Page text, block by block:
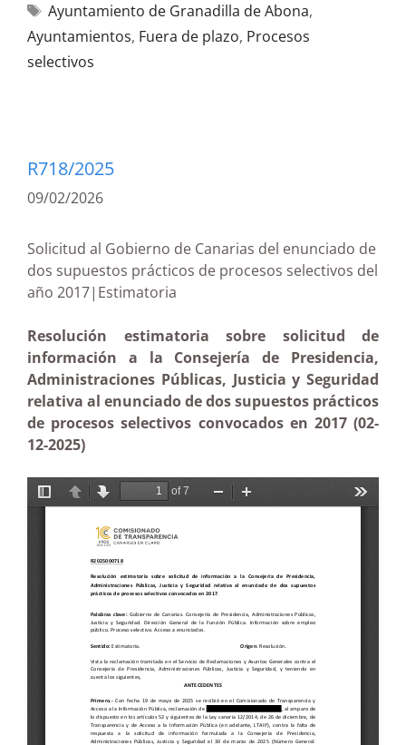
Ayuntamiento de Granadilla de Abona,
Ayuntamientos, Fuera de plazo, Procesos
selectivos
R718/2025
09/02/2026
Solicitud al Gobierno de Canarias del enunciado de
dos supuestos prácticos de procesos selectivos del
año 2017|Estimatoria
Resolución estimatoria sobre solicitud de
información a la Consejería de Presidencia,
Administraciones Públicas, Justicia y Seguridad
relativa al enunciado de dos supuestos prácticos
de procesos selectivos convocados en 2017 (02-
12-2025)